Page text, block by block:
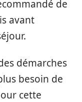
de
avant
démarches
besoin de
cette